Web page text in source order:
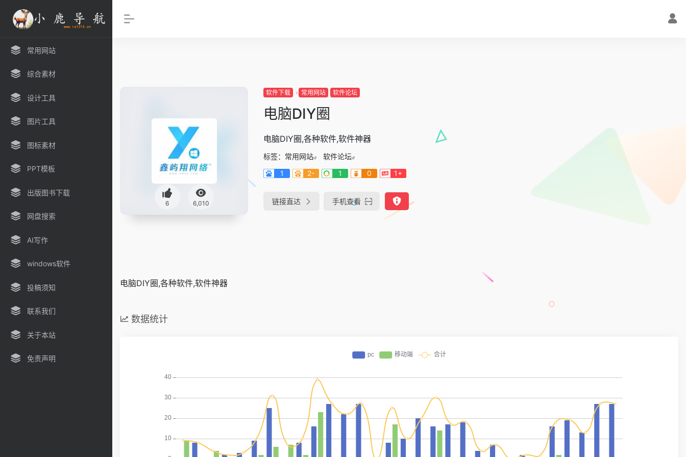
常用网站
综合素材
设计工具
图片工具
图标素材
PPT模板
出版图书下载
网盘搜索
AI写作
windows软件
投稿须知
联系我们
关于本站
免责声明
6 6,010
软件下载 常用网站 软件论坛
电脑DIY圈
电脑DIY圈,各种软件,软件神器
标签： 常用网站
软件论坛
1
2- 1 0 1+
链接直达 手机查看
电脑DIY圈,各种软件,软件神器
数据统计